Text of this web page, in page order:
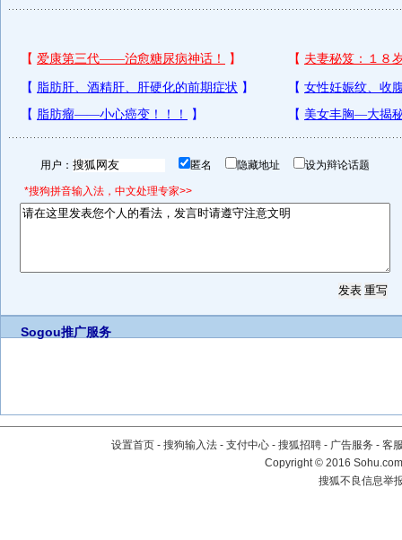
用户： 匿名 隐藏地址 设为辩论话题
*搜狗拼音输入法，中文处理专家>>
Sogou推广服务
设置首页 - 搜狗输入法 - 支付中心 - 搜狐招聘 - 广告服务 - 客
Copyright©2016
搜狐不良信息举